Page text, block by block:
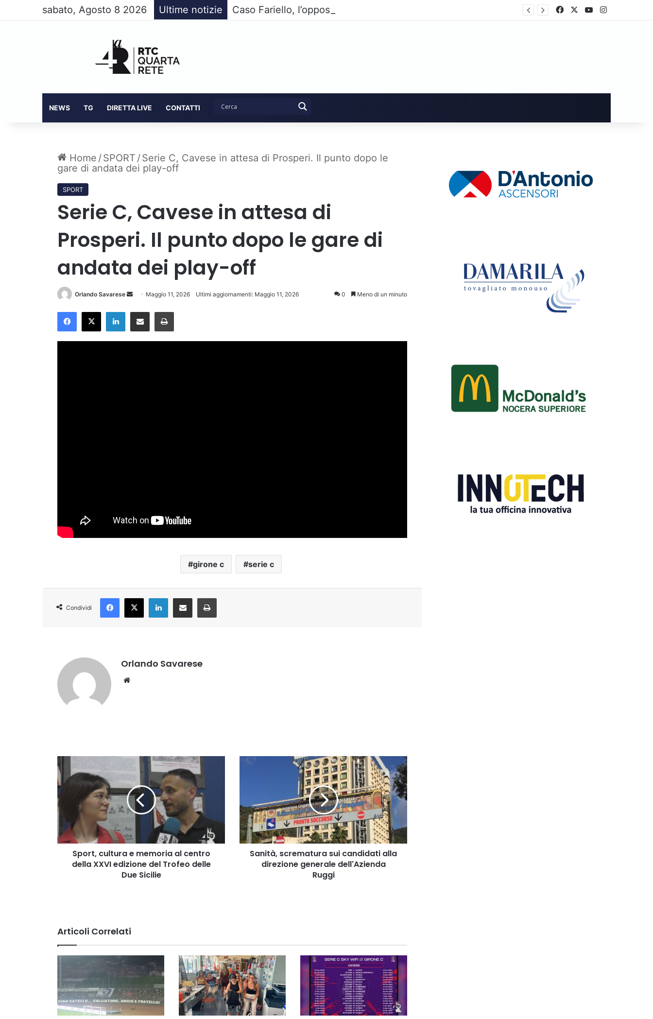
sabato, Agosto 8 2026 Ultime notizie Caso Fariello, l’opposizione compatta non partecipa al voto FacebookYou TubeInstagram
NEWS TG DIRETTA LIVE CONTATTI
Home /SPORT /Serie C, Cavese in attesa di Prosperi. Il punto dopo le
gare di andata dei play-off
SPORT
Serie C, Cavese in attesa di
Prosperi. Il punto dopo le gare di
andata dei play-off
Orlando Savarese
Invia Maggio 11, 2026 Ultimi aggiornamenti: Maggio 11, 2026 0 Meno di un minuto
Facebook
X LinkedIn
Condividi via EmailStampa
girone c serie c
Condividi
Facebook
X LinkedIn
Condividi via EmailStampa
Orlando Savarese
Sport,
cultura
e
memoria
al
centro
della
XXVI
edizione
Trofeo
Sport, cultura e memoria al centro
della XXVI edizione del Trofeo delle
Due Sicilie
Sanità,
alla
direzione
generale
dell'Azienda
Ruggi
Sanità, scrematura sui candidati alla
direzione generale dell'Azienda
Ruggi
Articoli Correlati